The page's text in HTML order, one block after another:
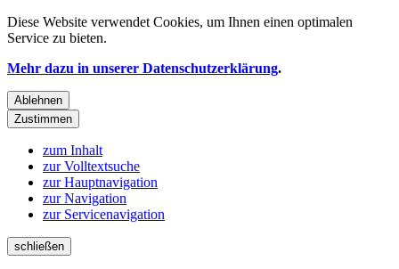
Diese Website verwendet Cookies, um Ihnen einen optimalen
Service zu bieten.
Mehr dazu in unserer Datenschutzerklärung.
Ablehnen
Zustimmen
zum Inhalt
zur Volltextsuche
zur Hauptnavigation
zur Navigation
zur Servicenavigation
schließen